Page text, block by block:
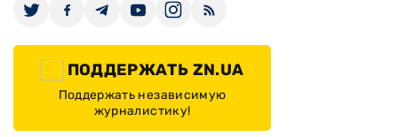
ПОДДЕРЖАТЬ ZN.UA
Поддержать независимую
журналистику!